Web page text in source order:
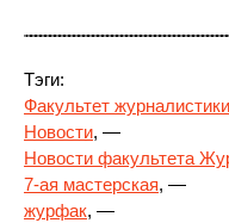
Тэги:
Факультет журналистики
Новости, —
Новости факультета
7-ая мастерская, —
журфак, —